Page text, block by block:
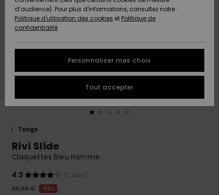
Nouveautés
A
Découvrir
Nouveautés
A
Découvrir
Communauté
Protection
des
tailles
conversation
à votre
Démarrer
MAGASINS
QUIKSILVER
Tongs
Rivi Slide
Claquettes Bleu Homme
4.3
(7 Avis)
35,99 €
50%
d’audience). Pour plus d'informations, consultez notre :
Politique d'utilisation des cookies et Politique de
confidentialité
Personnaliser mes choix
Tout accepter